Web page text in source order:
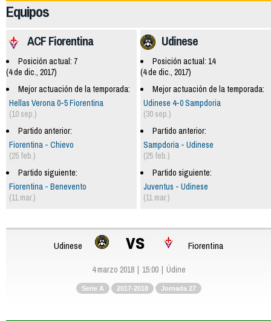
Equipos
Udinese
Posición actual: 14
(4 de dic., 2017)
Mejor actuación de la temporada:
Udinese 4-0 Sampdoria
(30 sep.)
Partido anterior:
Sampdoria - Udinese
(25 feb.)
Partido siguiente:
Juventus - Udinese
(11 mar.)
ACF Fiorentina
Posición actual: 7
(4 de dic., 2017)
Mejor actuación de la temporada:
Hellas Verona 0-5 Fiorentina
(10 sep.)
Partido anterior:
Fiorentina - Chievo
(25 feb.)
Partido siguiente:
Fiorentina - Benevento
(11 mar.)
Udinese vs Fiorentina
4 marzo 2018 15:00 Údine
Serie A 2017-2018 Jornada 27